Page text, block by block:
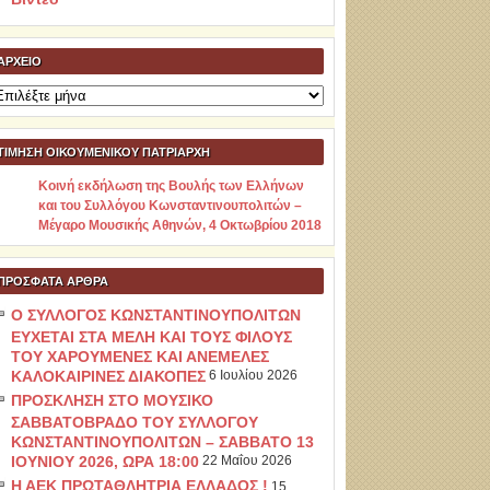
ΟΙΚΟΥΜΕΝΙΚΟΥ ΠΑΤΡΙΑΡΧΗ
Κοινή εκδήλωση της Βουλής των Ελλήνων
και του Συλλόγου Κωνσταντινουπολιτών –
Μέγαρο Μουσικής Αθηνών, 4 Οκτωβρίου 2018
ΆΡΘΡΑ
Ο ΣΥΛΛΟΓΟΣ ΚΩΝΣΤΑΝΤΙΝΟΥΠΟΛΙΤΩΝ
ΕΥΧΕΤΑΙ ΣΤΑ ΜΕΛΗ ΚΑΙ ΤΟΥΣ ΦΙΛΟΥΣ
ΤΟΥ ΧΑΡΟΥΜΕΝΕΣ ΚΑΙ ΑΝΕΜΕΛΕΣ
ΚΑΛΟΚΑΙΡΙΝΕΣ ΔΙΑΚΟΠΕΣ 6 Ιουλίου 2026
ΠΡΟΣΚΛΗΣΗ ΣΤΟ ΜΟΥΣΙΚΟ
ΣΑΒΒΑΤΟΒΡΑΔΟ ΤΟΥ ΣΥΛΛΟΓΟΥ
ΚΩΝΣΤΑΝΤΙΝΟΥΠΟΛΙΤΩΝ – ΣΑΒΒΑΤΟ 13
ΙΟΥΝΙΟΥ 2026, ΩΡΑ 18:00 22 Μαΐου 2026
Η ΑΕΚ ΠΡΩΤΑΘΛΗΤΡΙΑ ΕΛΛΑΔΟΣ !